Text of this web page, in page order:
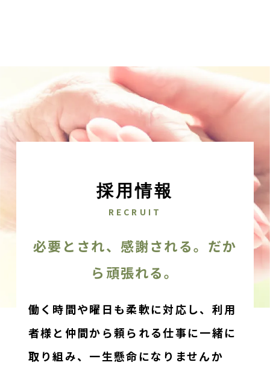
採用情報
RECRUIT
必要とされ、感謝される。だか
ら頑張れる。
働く時間や曜日も柔軟に対応し、利用
者様と仲間から頼られる仕事に一緒に
取り組み、 一生懸命になりませんか